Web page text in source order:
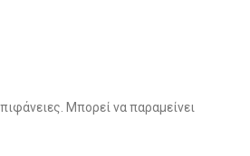
Μπορεί να παραμείνει